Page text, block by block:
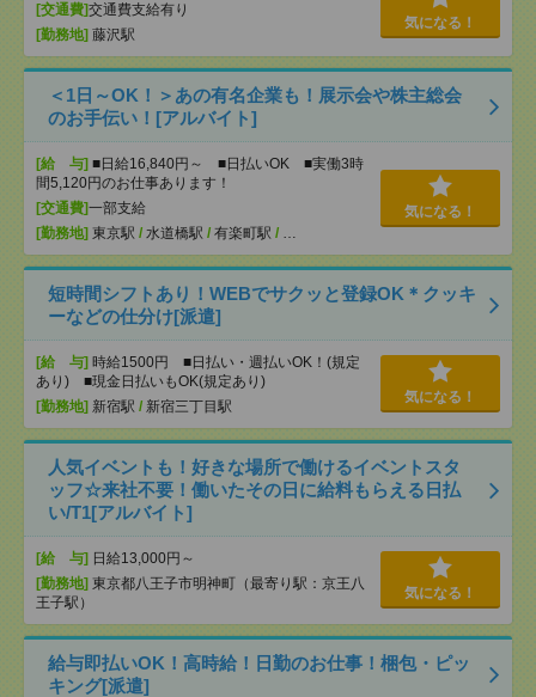
[交通費]交通費支給有り
[勤務地] 藤沢駅
気になる！
＜1日～OK！＞あの有名企業も！展示会や株主総会
のお手伝い！[アルバイト]
[給 与] ■日給16,840円～ ■日払いOK ■実働3時
間5,120円のお仕事あります！
[交通費]一部支給
[勤務地] 東京駅 / 水道橋駅 / 有楽町駅 / …
気になる！
短時間シフトあり！WEBでサクッと登録OK＊クッキ
ーなどの仕分け[派遣]
[給 与] 時給1500円 ■日払い・週払いOK！(規定
あり) ■現金日払いもOK(規定あり)
[勤務地] 新宿駅 / 新宿三丁目駅
気になる！
人気イベントも！好きな場所で働けるイベントスタ
ッフ☆来社不要！働いたその日に給料もらえる日払
い/T1[アルバイト]
[給 与] 日給13,000円～
[勤務地] 東京都八王子市明神町（最寄り駅：京王八
王子駅）
気になる！
給与即払いOK！高時給！日勤のお仕事！梱包・ピッ
キング[派遣]